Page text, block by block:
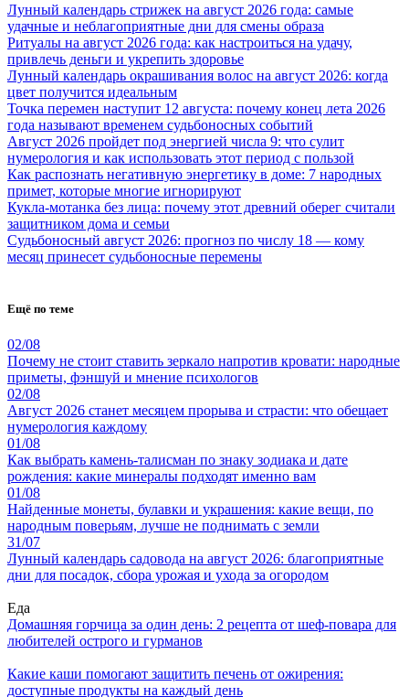
Лунный календарь стрижек на август 2026 года: самые
удачные и неблагоприятные дни для смены образа
Ритуалы на август 2026 года: как настроиться на удачу,
привлечь деньги и укрепить здоровье
Лунный календарь окрашивания волос на август 2026: когда
цвет получится идеальным
Точка перемен наступит 12 августа: почему конец лета 2026
года называют временем судьбоносных событий
Август 2026 пройдет под энергией числа 9: что сулит
нумерология и как использовать этот период с пользой
Как распознать негативную энергетику в доме: 7 народных
примет, которые многие игнорируют
Кукла-мотанка без лица: почему этот древний оберег считали
защитником дома и семьи
Судьбоносный август 2026: прогноз по числу 18 — кому
месяц принесет судьбоносные перемены
Ещё по теме
02/08
Почему не стоит ставить зеркало напротив кровати: народные
приметы, фэншуй и мнение психологов
02/08
Август 2026 станет месяцем прорыва и страсти: что обещает
нумерология каждому
01/08
Как выбрать камень-талисман по знаку зодиака и дате
рождения: какие минералы подходят именно вам
01/08
Найденные монеты, булавки и украшения: какие вещи, по
народным поверьям, лучше не поднимать с земли
31/07
Лунный календарь садовода на август 2026: благоприятные
дни для посадок, сбора урожая и ухода за огородом
Еда
Домашняя горчица за один день: 2 рецепта от шеф-повара для
любителей острого и гурманов
Какие каши помогают защитить печень от ожирения:
доступные продукты на каждый день